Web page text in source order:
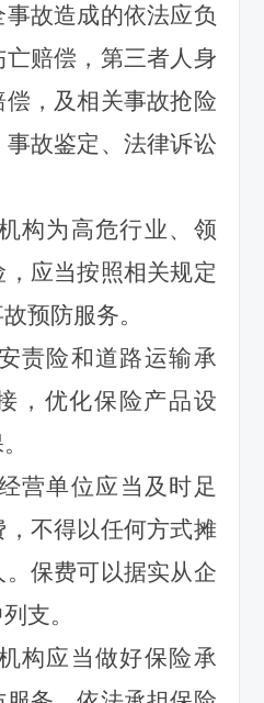
故造成的依法应负
赔偿，第三者人身
，及相关事故抢险
故鉴定、法律诉讼
构为高危行业、领
应当按照相关规定
预防服务。
责险和道路运输承
，优化保险产品设
营单位应当及时足
不得以任何方式摊
保费可以据实从企
支。
构应当做好保险承